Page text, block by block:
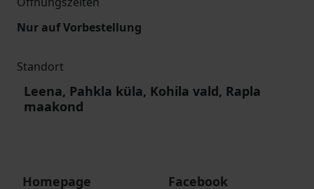
Nur auf Vorbestellung
Standort
Leena, Pahkla küla, Kohila vald, Rapla
maakond
Homepage Facebook